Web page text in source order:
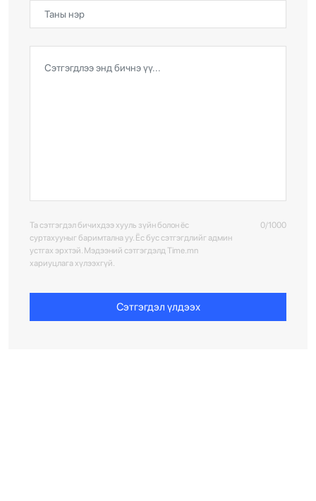
Та сэтгэгдэл бичихдээ хууль зүйн болон ёс
суртахууныг баримтална уу. Ёс бус сэтгэгдлийг админ
устгах эрхтэй. Мэдээний сэтгэгдэлд Time.mn
хариуцлага хүлээхгүй.
0/1000
Сэтгэгдэл үлдээх